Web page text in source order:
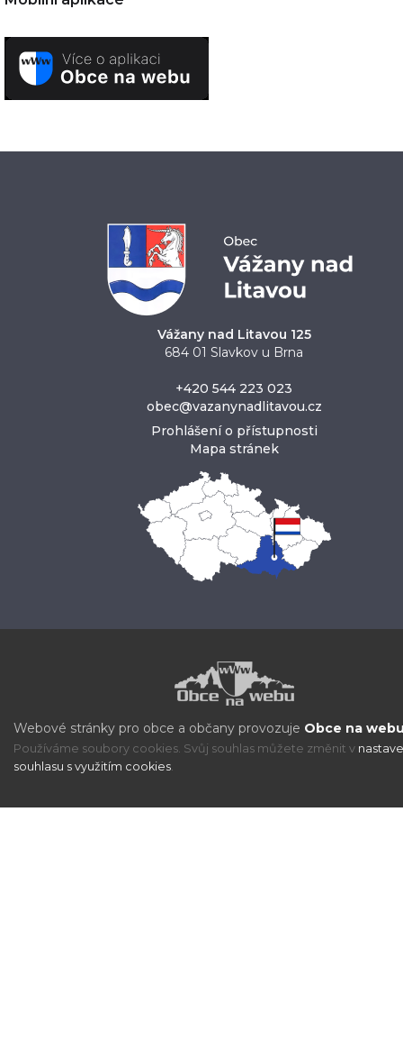
Vážany nad Litavou 125
684 01 Slavkov u Brna
+420 544 223 023
obec@vazanynadlitavou.cz
Prohlášení o přístupnosti
Mapa stránek
Webové stránky pro obce a občany provozuje Obce na
Používáme soubory cookies. Svůj souhlas můžete změnit v
souhlasu s využitím cookies